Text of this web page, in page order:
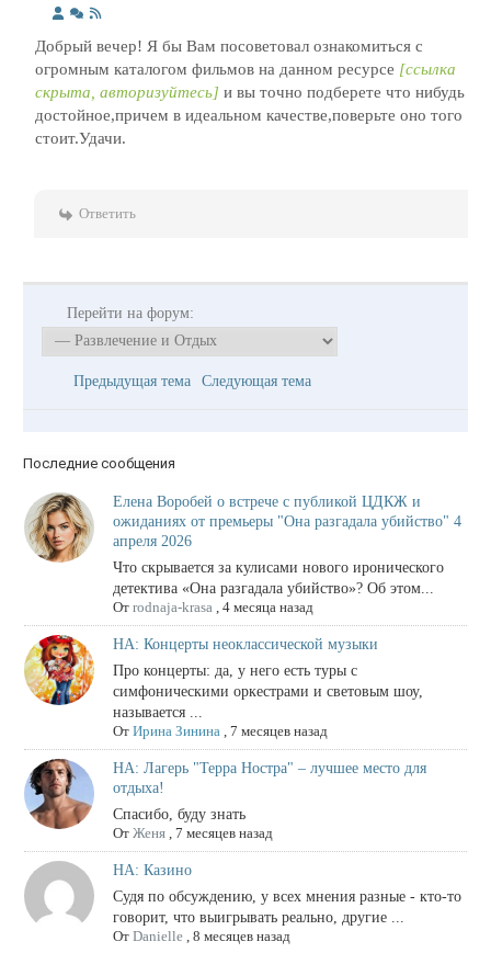
Добрый вечер! Я бы Вам посоветовал ознакомиться с
огромным каталогом фильмов на данном ресурсе [ссылка
скрыта, авторизуйтесь] и вы точно подберете что нибудь
достойное,причем в идеальном качестве,поверьте оно того
стоит.Удачи.
Ответить
Перейти на форум:
Предыдущая тема Следующая тема
Последние сообщения
Елена Воробей о встрече с публикой ЦДКЖ и
ожиданиях от премьеры "Она разгадала убийство" 4
апреля 2026
Что скрывается за кулисами нового иронического
детектива «Она разгадала убийство»? Об этом...
От rodnaja-krasa, 4 месяца назад
НА: Концерты неоклассической музыки
Про концерты: да, у него есть туры с
симфоническими оркестрами и световым шоу,
называется ...
От Ирина Зинина, 7 месяцев назад
НА: Лагерь "Терра Ностра" – лучшее место для
отдыха!
Спасибо, буду знать
От Женя, 7 месяцев назад
НА: Казино
Судя по обсуждению, у всех мнения разные - кто-то
говорит, что выигрывать реально, другие ...
От Danielle, 8 месяцев назад